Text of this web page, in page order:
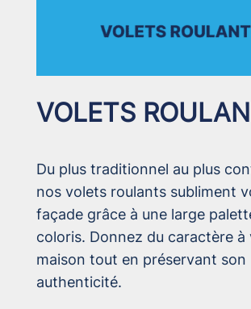
VOLETS
Du plus traditionnel au plus
nos volets roulants subliment
façade grâce à une large
coloris. Donnez du caractère à
maison tout en préservant son
authenticité.